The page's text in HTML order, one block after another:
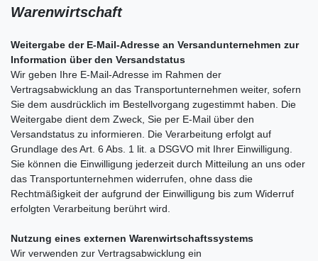
Warenwirtschaft
Weitergabe der E-Mail-Adresse an Versandunternehmen zur
Information über den Versandstatus
Wir geben Ihre E-Mail-Adresse im Rahmen der
Vertragsabwicklung an das Transportunternehmen weiter, sofern
Sie dem ausdrücklich im Bestellvorgang zugestimmt haben. Die
Weitergabe dient dem Zweck, Sie per E-Mail über den
Versandstatus zu informieren. Die Verarbeitung erfolgt auf
Grundlage des Art. 6 Abs. 1 lit. a DSGVO mit Ihrer Einwilligung.
Sie können die Einwilligung jederzeit durch Mitteilung an uns oder
das Transportunternehmen widerrufen, ohne dass die
Rechtmäßigkeit der aufgrund der Einwilligung bis zum Widerruf
erfolgten Verarbeitung berührt wird.
Nutzung eines externen Warenwirtschaftssystems
Wir verwenden zur Vertragsabwicklung ein